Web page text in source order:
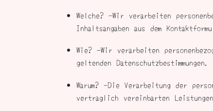
Welche? -Wir verarbeiten
Inhaltsangaben aus dem
Wie? -Wir verarbeiten
geltenden Datenschutzbestimmungen.
Warum? -Die Verarbeitung der
vertraglich vereinbarten